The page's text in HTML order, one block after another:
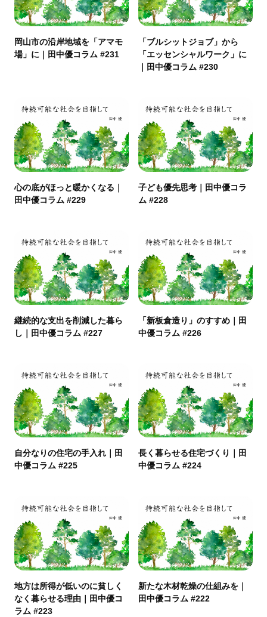
岡山市の沿岸地域を「アマモ
場」に｜田中優コラム #231
「ブルシットジョブ」から
「エッセンシャルワーク」に
｜田中優コラム #230
心の底がほっと暖かくなる｜
田中優コラム #229
子ども優先思考｜田中優コラ
ム #228
継続的な支出を削減した暮ら
し｜田中優コラム #227
「新板倉造り」のすすめ｜田
中優コラム #226
自分なりの住宅の手入れ｜田
中優コラム #225
長く暮らせる住宅づくり｜田
中優コラム #224
地方は所得が低いのに貧しく
なく暮らせる理由｜田中優コ
ラム #223
新たな木材乾燥の仕組みを｜
田中優コラム #222